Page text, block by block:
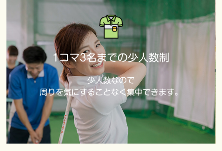
1コマ3名までの少人数制
少人数なので
周りを気にすることなく集中できます。